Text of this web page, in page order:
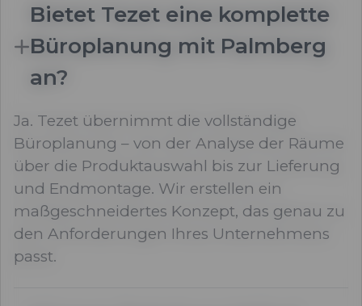
Bietet Tezet eine komplette
Büroplanung mit Palmberg
an?
Ja. Tezet übernimmt die vollständige
Büroplanung – von der Analyse der Räume
über die Produktauswahl bis zur Lieferung
und Endmontage. Wir erstellen ein
maßgeschneidertes Konzept, das genau zu
den Anforderungen Ihres Unternehmens
passt.